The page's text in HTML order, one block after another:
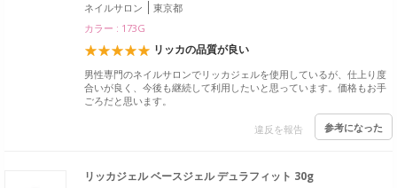
ネイルサロン
東京都
カラー : 173G
リッカの品質が良い
男性専門のネイルサロンでリッカジェルを使用しているが、仕上り度
合いが良く、今後も継続して利用したいと思っています。価格もお手
ごろだと思います。
違反を報告 参考になった
リッカジェル ベースジェル デュラフィット 30g